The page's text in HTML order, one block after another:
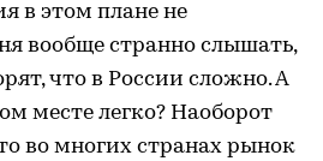
в этом плане не
вообще странно слышать,
что в России сложно. А
месте легко? Наоборот
во многих странах рынок